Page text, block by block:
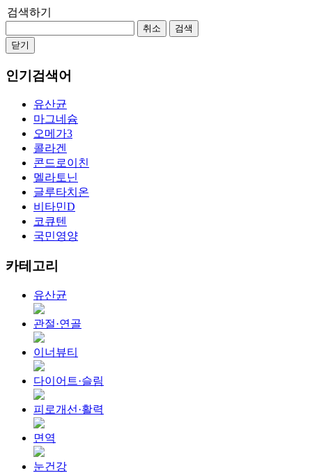
검색하기
취소
검색
닫기
인기검색어
유산균
마그네슘
오메가3
콜라겐
콘드로이친
멜라토닌
글루타치온
비타민D
코큐텐
국민영양
카테고리
유산균
관절·연골
이너뷰티
다이어트·슬림
피로개선·활력
면역
눈건강